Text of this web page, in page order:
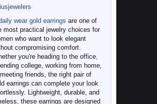
wear gold earrings are one of
most practical jewelry choices for
who want to look elegant
compromising comfort.
you're heading to the office,
college, working from home,
friends, the right pair of
earrings can complete your look
Lightweight, durable, and
these earrings are designed